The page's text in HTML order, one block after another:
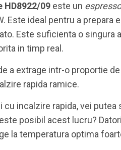
HD8922/09 este un
Este ideal pentru a prepara
Este suficienta o singura
in timp real.
a extrage intr-o proportie
rapida ramice.
cu incalzire rapida, vei
posibil acest lucru?
la temperatura optima